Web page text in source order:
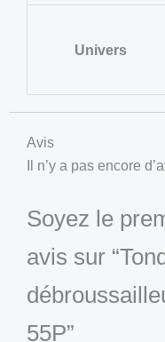
Univers
Avis
Il n’y a pas encore
Soyez le
avis sur
55P”